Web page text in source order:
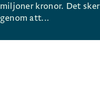
miljoner kronor. Det sker
genom att...